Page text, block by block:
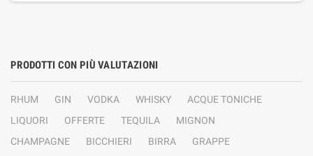
PRODOTTI CON PIÙ VALUTAZIONI
RHUM GIN VODKA WHISKY
ACQUE TONICHE
LIQUORI
OFFERTE TEQUILA
MIGNON
CHAMPAGNE
BICCHIERI BIRRA
GRAPPE